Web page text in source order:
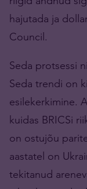
hajutada ja
Council.
Seda protsessi
Seda trendi on
esilekerkimine.
kuidas BRICSi
on ostujõu
aastatel on
tekitanud